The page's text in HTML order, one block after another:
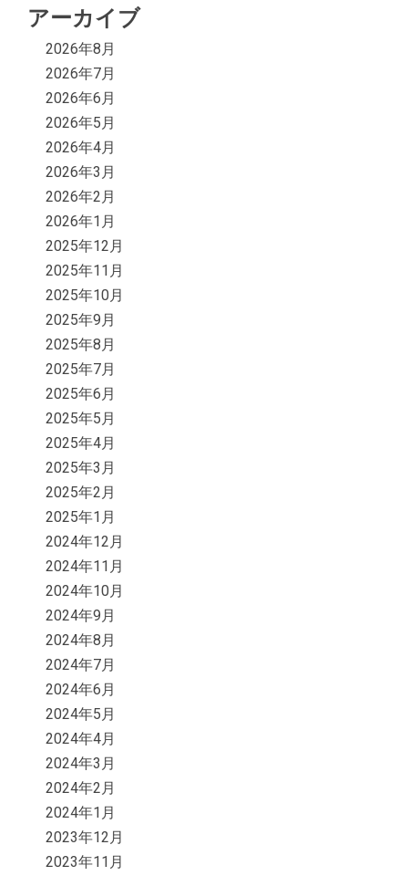
アーカイブ
2026年8月
2026年7月
2026年6月
2026年5月
2026年4月
2026年3月
2026年2月
2026年1月
2025年12月
2025年11月
2025年10月
2025年9月
2025年8月
2025年7月
2025年6月
2025年5月
2025年4月
2025年3月
2025年2月
2025年1月
2024年12月
2024年11月
2024年10月
2024年9月
2024年8月
2024年7月
2024年6月
2024年5月
2024年4月
2024年3月
2024年2月
2024年1月
2023年12月
2023年11月